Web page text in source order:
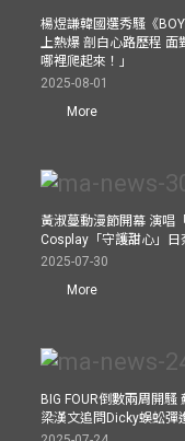
楊煜謙韓國選秀騷《
上熱爆 剖白心路歷程 面
哪裡爬起來！」
2025-08-01
More
黃淑蔓動漫節開幕 演唱
Cosplay「守護甜心」
2025-07-30
More
BIG FOUR倒數兩周開
梁漢文追問Dicky蜈蚣彈